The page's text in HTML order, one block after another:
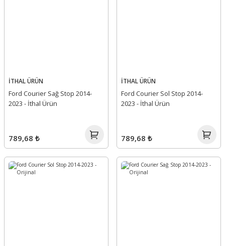
İTHAL ÜRÜN
Ford Courier Sağ Stop 2014-
2023 - İthal Ürün
789,68 ₺
İTHAL ÜRÜN
Ford Courier Sol Stop 2014-
2023 - İthal Ürün
789,68 ₺